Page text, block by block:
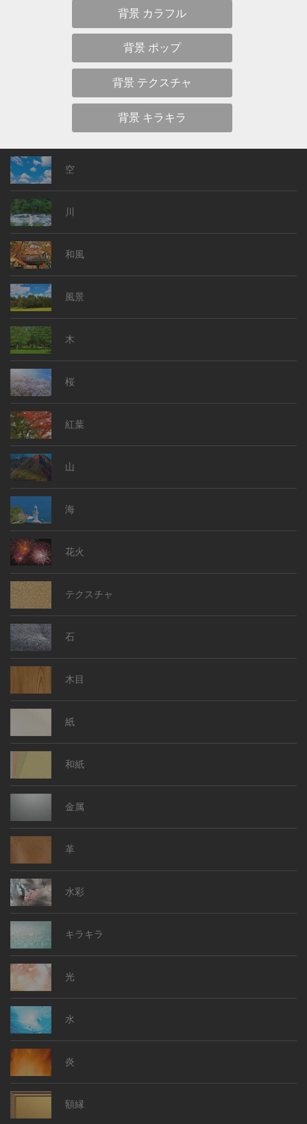
背景 カラフル
背景 ポップ
背景 テクスチャ
背景 キラキラ
空
和風
風景
木
桜
紅葉
山
海
花火
テクスチャ
石
木目
紙
和紙
金属
革
水彩
キラキラ
光
水
炎
額縁